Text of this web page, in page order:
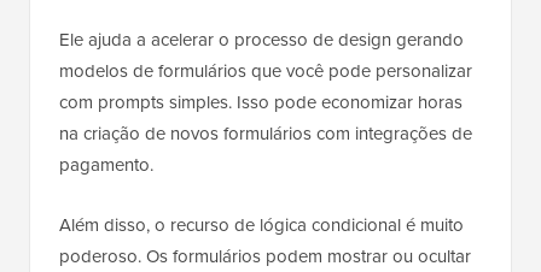
Ele ajuda a acelerar o processo de design gerando
modelos de formulários que você pode personalizar
com prompts simples. Isso pode economizar horas
na criação de novos formulários com integrações de
pagamento.
Além disso, o recurso de lógica condicional é muito
poderoso. Os formulários podem mostrar ou ocultar